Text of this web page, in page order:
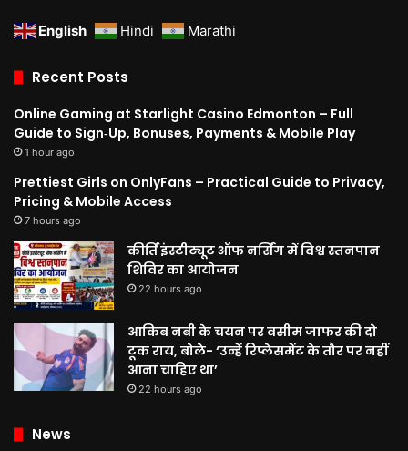
English Hindi Marathi
Recent Posts
Online Gaming at Starlight Casino Edmonton – Full
Guide to Sign‑Up, Bonuses, Payments & Mobile Play
1 hour ago
Prettiest Girls on OnlyFans – Practical Guide to Privacy,
Pricing & Mobile Access
7 hours ago
कीर्ति इंस्टीट्यूट ऑफ नर्सिंग में विश्व स्तनपान
शिविर का आयोजन
22 hours ago
आकिब नबी के चयन पर वसीम जाफर की दो
टूक राय, बोले- ‘उन्हें रिप्लेसमेंट के तौर पर नहीं
आना चाहिए था’
22 hours ago
News